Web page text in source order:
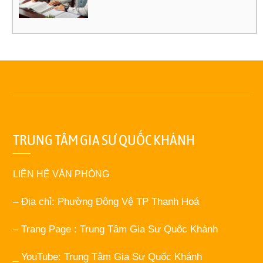
TRUNG TÂM GIA SƯ QUỐC KHÁNH
LIÊN HỆ VĂN PHÒNG
– Địa chỉ: Phường Đông Vệ TP Thanh Hoá
– Trang Page : Trung Tâm Gia Sư Quốc Khánh
_ YouTube: Trung Tâm Gia Sư Quốc Khánh